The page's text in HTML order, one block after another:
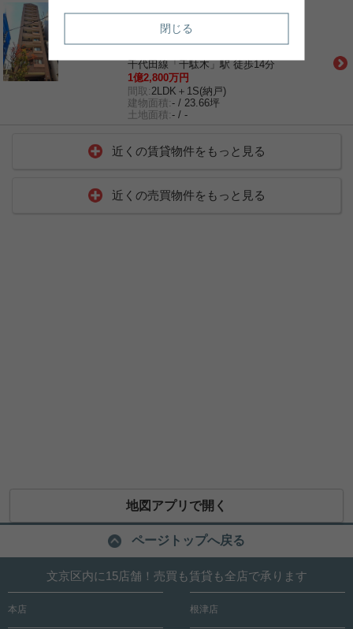
ルミネ本駒込
千代田線「千駄木」駅 徒歩14分
1億2,800万円
間取: 2LDK＋1S(納戸)
建物面積:- / 23.66坪
土地面積:- / -
近くの賃貸物件をもっと見る
近くの売買物件をもっと見る
地図アプリで開く
ページトップへ戻る
文京区内に15店舗！売買も賃貸も全店で承ります
本店 根津店
閉じる